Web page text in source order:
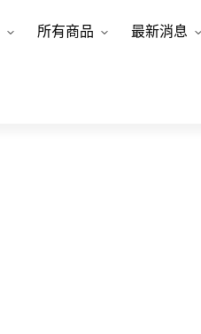
所有商品 最新消息